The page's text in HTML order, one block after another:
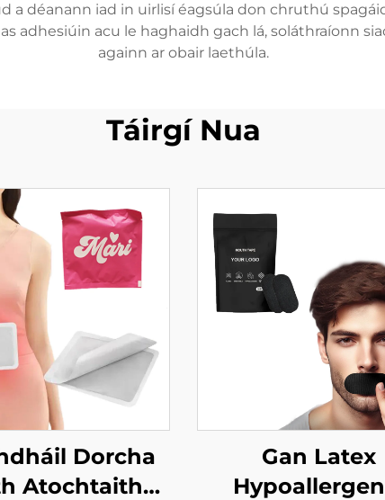
a déanann iad in uirlisí éagsúla don chruthú
adhesiúin acu le haghaidh gach lá, soláthraíonn
againn ar obair laethúla.
Táirgí Nua
Dorcha
Atochtaithe
Gan Latex